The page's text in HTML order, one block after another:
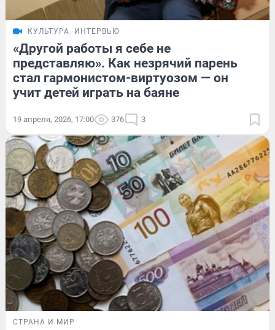
КУЛЬТУРА ИНТЕРВЬЮ
«Другой работы я себе не
представляю». Как незрячий парень
стал гармонистом-виртуозом — он
учит детей играть на баяне
19 апреля, 2026, 17:00 376 3
СТРАНА И МИР